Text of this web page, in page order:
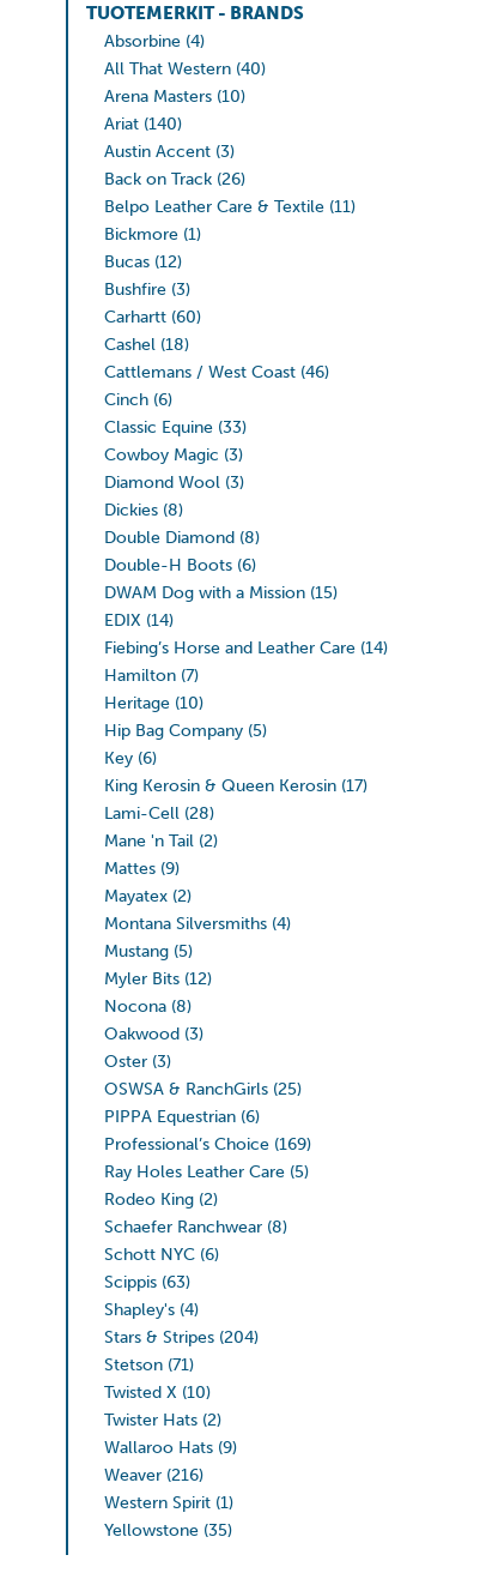
TUOTEMERKIT - BRANDS
Absorbine (4)
All That Western (40)
Arena Masters (10)
Ariat (140)
Austin Accent (3)
Back on Track (26)
Belpo Leather Care & Textile (11)
Bickmore (1)
Bucas (12)
Bushfire (3)
Carhartt (60)
Cashel (18)
Cattlemans / West Coast (46)
Cinch (6)
Classic Equine (33)
Cowboy Magic (3)
Diamond Wool (3)
Dickies (8)
Double Diamond (8)
Double-H Boots (6)
DWAM Dog with a Mission (15)
EDIX (14)
Fiebing’s Horse and Leather Care (14)
Hamilton (7)
Heritage (10)
Hip Bag Company (5)
Key (6)
King Kerosin & Queen Kerosin (17)
Lami-Cell (28)
Mane 'n Tail (2)
Mattes (9)
Mayatex (2)
Montana Silversmiths (4)
Mustang (5)
Myler Bits (12)
Nocona (8)
Oakwood (3)
Oster (3)
OSWSA & RanchGirls (25)
PIPPA Equestrian (6)
Professional’s Choice (169)
Ray Holes Leather Care (5)
Rodeo King (2)
Schaefer Ranchwear (8)
Schott NYC (6)
Scippis (63)
Shapley's (4)
Stars & Stripes (204)
Stetson (71)
Twisted X (10)
Twister Hats (2)
Wallaroo Hats (9)
Weaver (216)
Western Spirit (1)
Yellowstone (35)